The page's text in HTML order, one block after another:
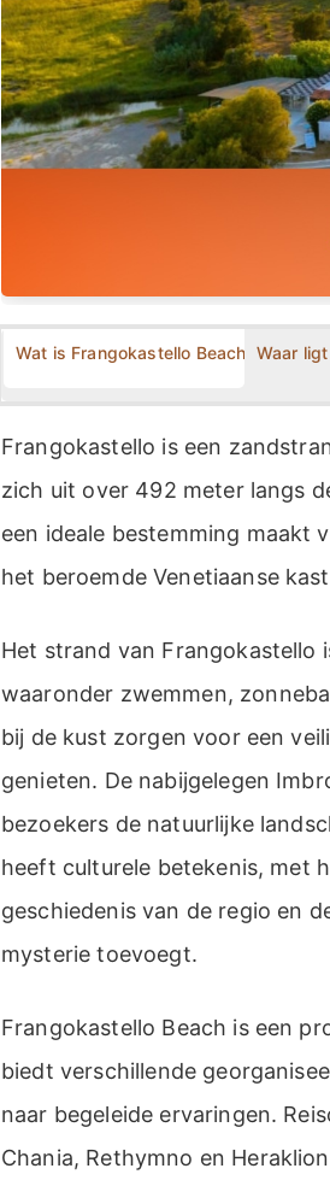
Wat is Frangokastello Beach? Waar
Frangokastello is een
zich uit over 492 meter langs
een ideale bestemming maakt
het beroemde Venetiaanse
Het strand van Frangokastello
waaronder zwemmen,
bij de kust zorgen voor een
genieten. De nabijgelegen
bezoekers de natuurlijke
heeft culturele betekenis, met
geschiedenis van de regio en
mysterie toevoegt.
Frangokastello Beach is een
biedt verschillende
naar begeleide ervaringen.
Chania, Rethymno en